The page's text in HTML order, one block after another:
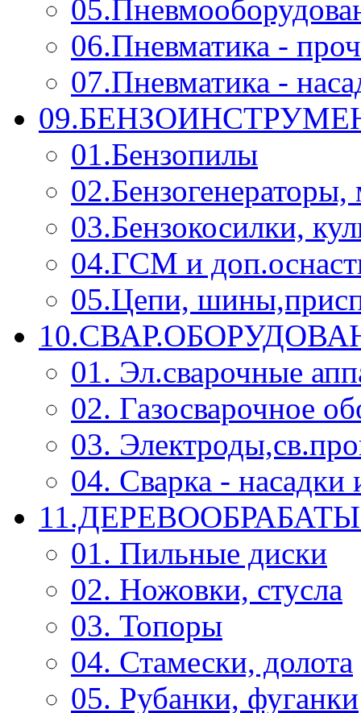
06.Пневматика -
07.Пневматика -
01.Бензопилы
03.Бензокосилки,
04.ГСМ и
05.Цепи,
01. Эл.сварочные
02. Газосварочное
03.
04. Сварка -
01. Пильные диски
02. Ножовки, стусла
03. Топоры
04. Стамески, долота
05. Рубанки, фуганки